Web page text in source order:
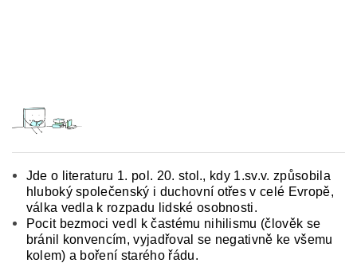
Jde o literaturu 1. pol. 20. stol., kdy 1.sv.v. způsobila
hluboký společenský i duchovní otřes v celé Evropě,
válka vedla k rozpadu lidské osobnosti.
Pocit bezmoci vedl k častému nihilismu (člověk se
bránil konvencím, vyjadřoval se negativně ke všemu
kolem) a boření starého řádu.